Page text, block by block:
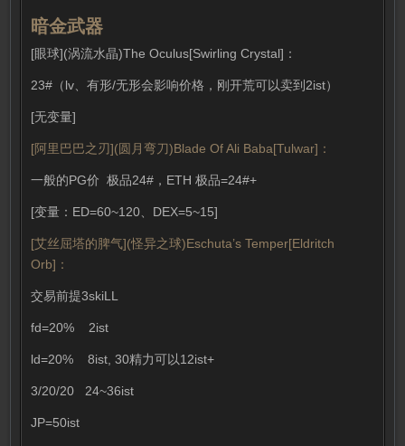
暗金武器
[眼球](涡流水晶)The Oculus[Swirling Crystal]：
23#（lv、有形/无形会影响价格，刚开荒可以卖到2ist）
[无变量]
[阿里巴巴之刃](圆月弯刀)Blade Of Ali Baba[Tulwar]：
一般的PG价 极品24#，ETH 极品=24#+
[变量：ED=60~120、DEX=5~15]
[艾丝屈塔的脾气](怪异之球)Eschuta’s Temper[Eldritch
Orb]：
交易前提3skiLL
fd=20% 2ist
ld=20% 8ist, 30精力可以12ist+
3/20/20 24~36ist
JP=50ist